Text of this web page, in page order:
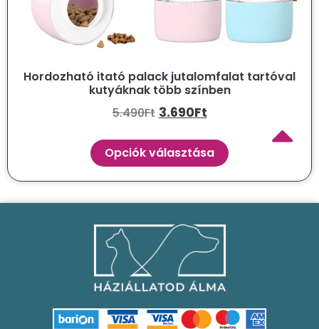
Hordozható itató palack jutalomfalat tartóval
kutyáknak több színben
5.490Ft 3.690Ft
Opciók választása